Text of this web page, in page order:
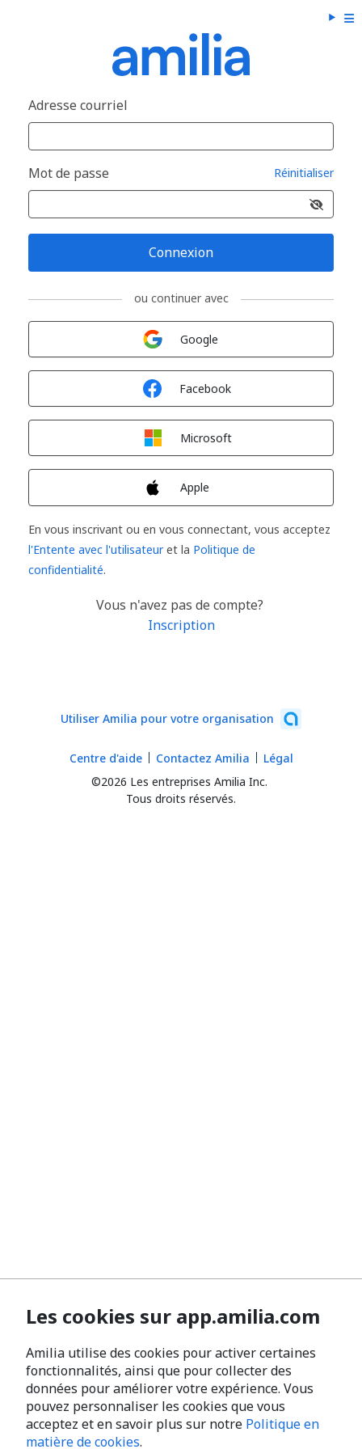
Adresse courriel
Mot de passe Réinitialiser
Connexion
ou continuer avec
Google
Facebook
Microsoft
Apple
En vous inscrivant ou en vous connectant, vous acceptez
l'Entente avec l'utilisateuret la Politique de
confidentialité.
Vous n'avez pas de compte?
Inscription
Utiliser Amilia pour votre organisation
©2026 Les entreprises Amilia Inc.
Tous droits réservés.
Centre d'aide Contactez Amilia Légal
Les cookies sur app.amilia.com
Amilia utilise des cookies pour activer certaines
fonctionnalités, ainsi que pour collecter des
données pour améliorer votre expérience. Vous
pouvez personnaliser les cookies que vous
acceptez et en savoir plus sur notre Politique en
matière de cookies.